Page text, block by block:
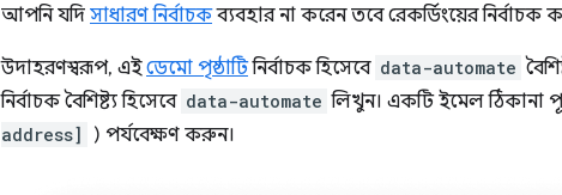
আপনি যদি সাধারণ নির্বাচকব্যবহার না করেন তবে রেকর্ডিংয়ের নির্বাচক
উদাহরণস্বরূপ, এইডেমো পৃষ্ঠাটিনির্বাচক হিসেবে data-automate
নির্বাচক বৈশিষ্ট্য হিসেবে data-automate লিখুন। একটি ইমেল ঠিকানা
address]
) পর্যবেক্ষণ করুন।